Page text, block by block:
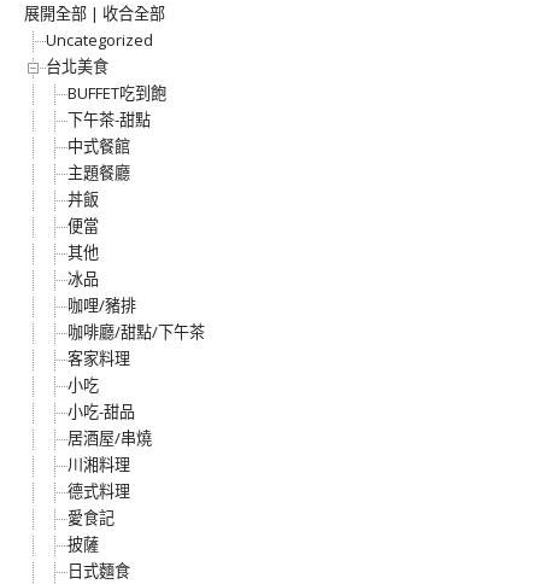
展開全部 | 收合全部
Uncategorized
台北美食
BUFFET吃到飽
下午茶-甜點
中式餐館
主題餐廳
丼飯
便當
其他
冰品
咖哩/豬排
咖啡廳/甜點/下午茶
客家料理
小吃
小吃-甜品
居酒屋/串燒
川湘料理
德式料理
愛食記
披薩
日式麵食